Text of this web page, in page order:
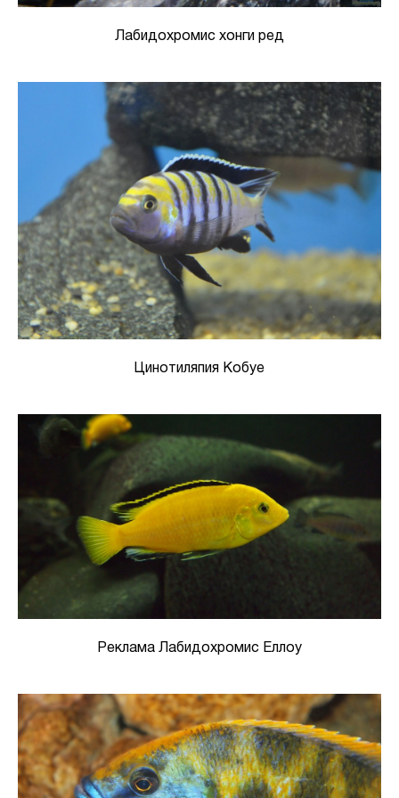
Лабидохромис хонги ред
Цинотиляпия Кобуе
Реклама Лабидохромис Еллоу